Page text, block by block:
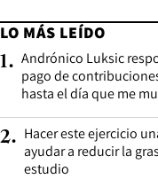
LO MÁS LEÍDO
1. Andrónico Luksic
pago de
hasta el día que me
2. Hacer este ejercicio
ayudar a reducir la
estudio